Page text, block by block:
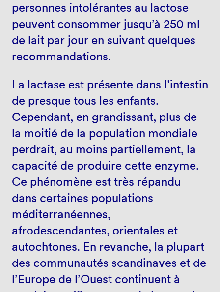
personnes intolérantes au lactose
peuvent consommer jusqu’à 250 ml
de lait par jour en suivant quelques
recommandations.
La lactase est présente dans l’intestin
de presque tous les enfants.
Cependant, en grandissant, plus de
la moitié de la population mondiale
perdrait, au moins partiellement, la
capacité de produire cette enzyme.
Ce phénomène est très répandu
dans certaines populations
méditerranéennes,
afrodescendantes, orientales et
autochtones. En revanche, la plupart
des communautés scandinaves et de
l’Europe de l’Ouest continuent à